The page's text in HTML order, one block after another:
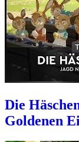
Die
Goldenen Ei